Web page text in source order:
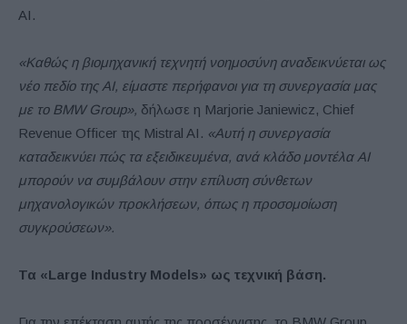
AI.
«Καθώς η βιομηχανική τεχνητή νοημοσύνη αναδεικνύεται ως
νέο πεδίο της AI, είμαστε περήφανοι για τη συνεργασία μας
με το BMW Group», δήλωσε η Marjorie Janiewicz, Chief
Revenue Officer της Mistral AI. «Αυτή η συνεργασία
καταδεικνύει πώς τα εξειδικευμένα, ανά κλάδο μοντέλα AI
μπορούν να συμβάλουν στην επίλυση σύνθετων
μηχανολογικών προκλήσεων, όπως η προσομοίωση
συγκρούσεων».
Τα «Large Industry Models» ως τεχνική βάση.